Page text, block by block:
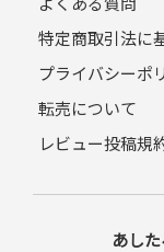
特定商取引法に
プライバシーポ
転売について
レビュー投稿規
あし